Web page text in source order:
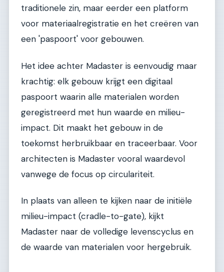
traditionele zin, maar eerder een platform
voor materiaalregistratie en het creëren van
een 'paspoort' voor gebouwen.
Het idee achter Madaster is eenvoudig maar
krachtig: elk gebouw krijgt een digitaal
paspoort waarin alle materialen worden
geregistreerd met hun waarde en milieu-
impact. Dit maakt het gebouw in de
toekomst herbruikbaar en traceerbaar. Voor
architecten is Madaster vooral waardevol
vanwege de focus op circulariteit.
In plaats van alleen te kijken naar de initiële
milieu-impact (cradle-to-gate), kijkt
Madaster naar de volledige levenscyclus en
de waarde van materialen voor hergebruik.